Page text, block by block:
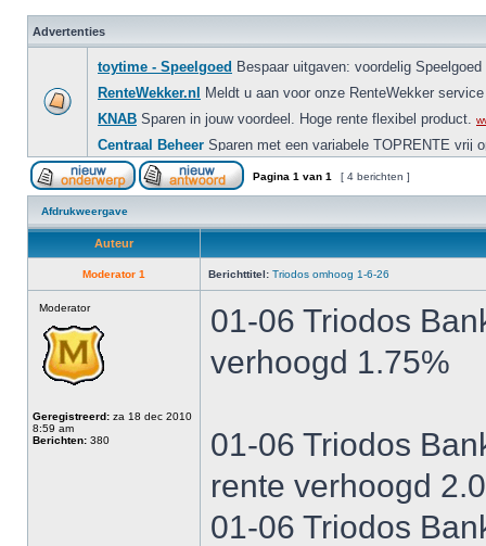
Advertenties
Pagina 1 van 1 [ 4 berichten ]
Afdrukweergave
Auteur
Moderator 1 Berichttitel: Triodos omhoog 1-6-26
Moderator
Geregistreerd: za 18 dec 2010
8:59 am
Berichten: 380
01-06 Triodos
verhoogd 1.75%
01-06 Triodos
rente verhoogd
01-06 Triodos